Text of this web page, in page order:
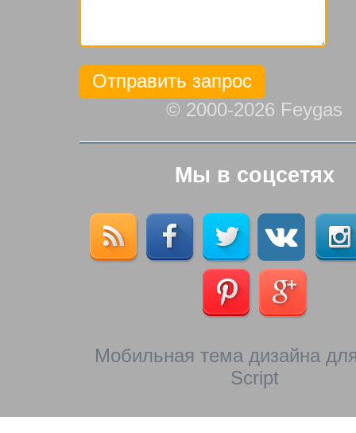
© 2000-2026 Feygas
Мы в соцсетях
Мобильная тема дизайна
Script